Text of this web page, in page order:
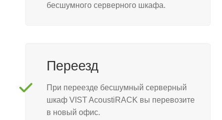
бесшумного серверного шкафа.
Переезд
При переезде бесшумный серверный
шкаф VIST AcoustiRACK вы перевозите
в новый офис.